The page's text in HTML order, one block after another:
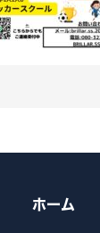
ホーム